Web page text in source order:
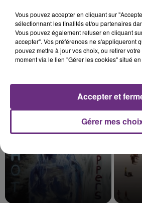
16h56
16h56
Vous pouvez accepter en cliquant sur
sélectionnant les finalités et/ou partenaires
Vous pouvez également refuser en cliquant
accepter". Vos préférences ne s'appliqueront
pouvez mettre à jour vos choix, ou retirer
moment via le lien "Gérer les cookies" situé
Gérer mes
Accepter et